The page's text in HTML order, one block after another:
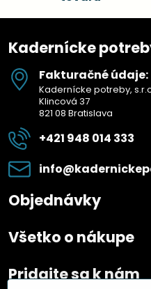
Kadernícke
Fakturačné údaje:
Kadernícke potreby,
Klincová 37
821 08 Bratislava
+421 948 014 333
Objednávky
Všetko o nákupe
Pridajte sa k nám